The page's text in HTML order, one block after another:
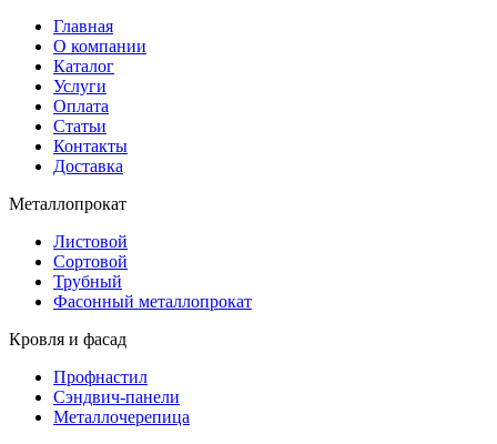
Главная
О компании
Каталог
Услуги
Оплата
Статьи
Контакты
Доставка
Металлопрокат
Листовой
Сортовой
Трубный
Фасонный металлопрокат
Кровля и фасад
Профнастил
Сэндвич-панели
Металлочерепица